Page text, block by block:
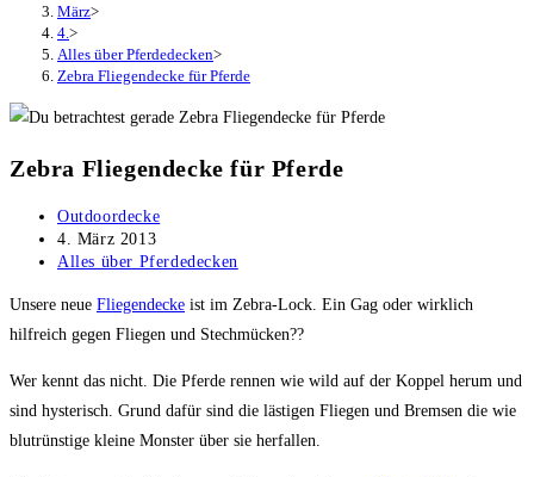
März>
4. >
Alles über Pferdedecken>
Zebra Fliegendecke für Pferde
Zebra Fliegendecke für Pferde
Beitrags-
Autor:
Outdoordecke
Beitrag
veröffentlicht:
4. März 2013
Beitrags-
Alles über Pferdedecken
Unsere neue Fliegendecke ist im Zebra-Lock. Ein Gag oder wirklich
hilfreich gegen Fliegen und Stechmücken??
Wer kennt das nicht. Die Pferde rennen wie wild auf der Koppel herum und
sind hysterisch. Grund dafür sind die lästigen Fliegen und Bremsen die wie
blutrünstige kleine Monster über sie herfallen.